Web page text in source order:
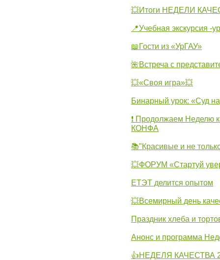
💥Итоги НЕДЕЛИ
📍Учебная экскурсия -
📖Гости из «УрГАУ»
🌺Встреча с
💥«Своя игра»💥
Бинарный урок: «Суд
❗ Продолжаем Неделю
КОНФА
📚"Красивые и не
💥ФОРУМ «Стартуй
ЕТЭТ делится опытом
💥Всемирный день
Праздник хлеба и
Анонс и программа
👍НЕДЕЛЯ КАЧЕСТВА